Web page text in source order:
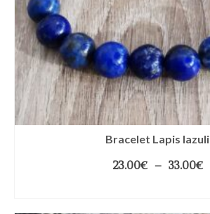
Bracelet Lapis lazuli
23.00€ – 33.00€